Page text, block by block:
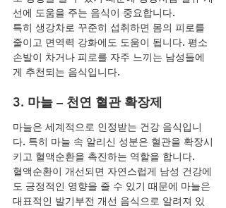
선에 도움을 주는 음식이 중요합니다.
특히 생강차로 꾸준히 섭취하면 몸의 피로를
줄이고 면역력 강화에도 도움이 됩니다. 평소
손발이 차거나 피로를 자주 느끼는 남성들에
게 추천되는 음식입니다.
3. 마늘 – 천연 혈관 확장제
마늘은 세계적으로 인정받는 건강 음식입니
다. 특히 마늘 속 알리신 성분은 혈관을 확장시
키고 혈액순환을 촉진하는 역할을 합니다.
혈액순환이 개선되면 자연스럽게 남성 건강에
도 긍정적인 영향을 줄 수 있기 때문에 마늘은
대표적인 발기부전 개선 음식으로 알려져 있